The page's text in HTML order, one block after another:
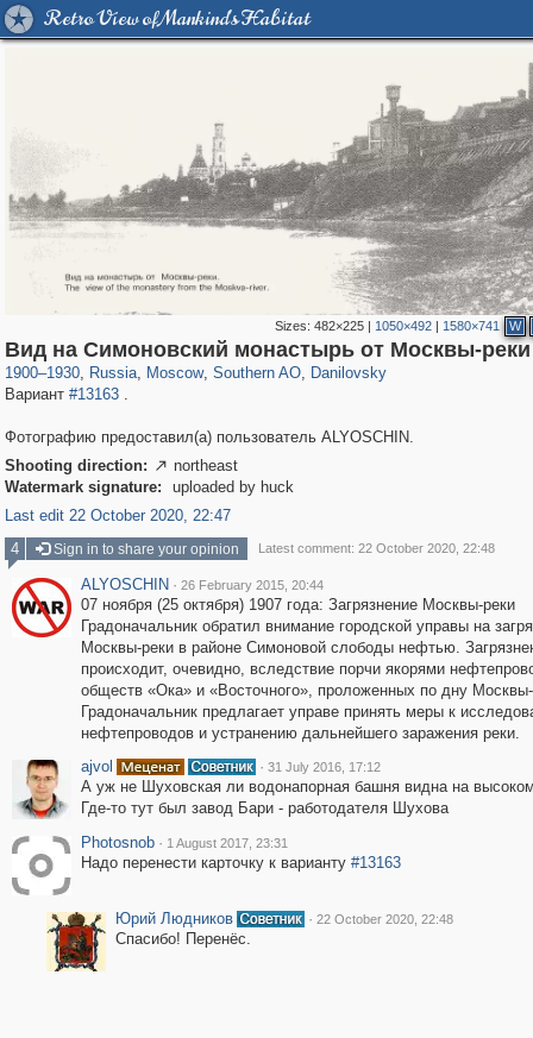
Retro View of Mankind's Habitat
Sizes:482×225 | 1050×492 | 1580×741 W
Вид на Симоновский монастырь от Москвы-реки
1900–1930, Russia
1,407,281 29,248
, Moscow
319,878 8,286
, Southern AO
21,648 390
, Danilovsky
5,921 116
Вариант #13163.
Фотографию предоставил(а) пользователь ALYOSCHIN.
Shooting direction:  northeast
Watermark signature:
uploaded by huck
Last edit 22 October 2020, 22:47
4
Sign in to share your opinion Latest comment: 22 October 2020, 22:48
ALYOSCHIN · 26 February 2015, 20:44
07 ноября (25 октября) 1907 года: Загрязнение Москвы-реки
Градоначальник обратил внимание городской управы на
Москвы-реки в районе Симоновой слободы нефтью.
происходит, очевидно, вследствие порчи якорями
обществ «Ока» и «Восточного», проложенных по дну
Градоначальник предлагает управе принять меры к
нефтепроводов и устранению дальнейшего заражения реки.
ajvol
· 31 July 2016, 17:12
А уж не Шуховская ли водонапорная башня видна на
Где-то тут был завод Бари - работодателя Шухова
Photosnob · 1 August 2017, 23:31
Надо перенести карточку к варианту #13163
Юрий Людников · 22 October 2020, 22:48
Спасибо! Перенёс.